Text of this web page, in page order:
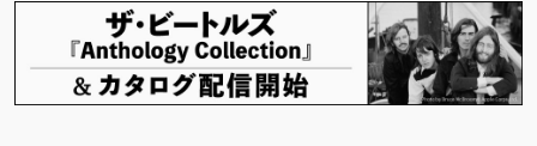
g、Xamdという6人のD
Jによるリミックスバー
ジョンを収録。